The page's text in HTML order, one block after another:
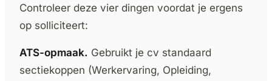
Controleer deze vier dingen voordat je ergens
op solliciteert:
ATS-opmaak. Gebruikt je cv standaard
sectiekoppen (Werkervaring, Opleiding,